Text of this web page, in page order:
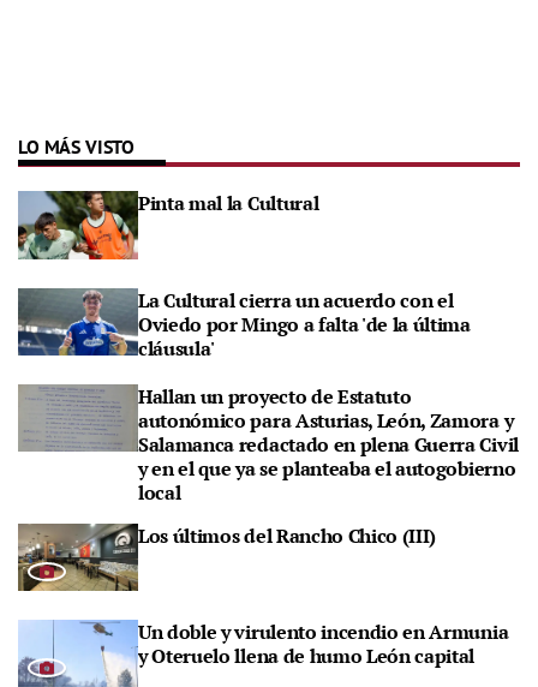
LO MÁS VISTO
Pinta mal la Cultural
La Cultural cierra un acuerdo con el
Oviedo por Mingo a falta 'de la última
cláusula'
Hallan un proyecto de Estatuto
autonómico para Asturias, León, Zamora y
Salamanca redactado en plena Guerra Civil
y en el que ya se planteaba el autogobierno
local
Los últimos del Rancho Chico (III)
Un doble y virulento incendio en Armunia
y Oteruelo llena de humo León capital